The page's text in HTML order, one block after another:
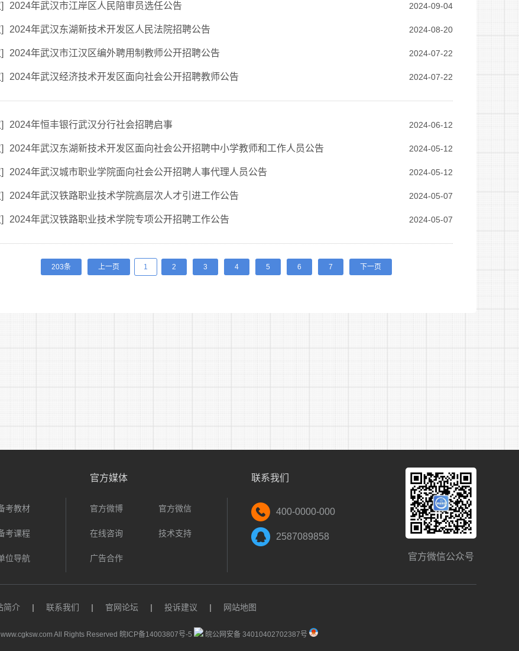
] 2024-09-04
2024年武汉市江岸区人民陪审员选任公告
] 2024-08-20
2024年武汉东湖新技术开发区人民法院招聘公告
] 2024-07-22
2024年武汉市江汉区编外聘用制教师公开招聘公告
] 2024-07-22
2024年武汉经济技术开发区面向社会公开招聘教师公告
] 2024-06-12
2024年恒丰银行武汉分行社会招聘启事
] 2024-05-12
2024年武汉东湖新技术开发区面向社会公开招聘中小学教师和工作人员公告
] 2024-05-12
2024年武汉城市职业学院面向社会公开招聘人事代理人员公告
] 2024-05-07
2024年武汉铁路职业技术学院高层次人才引进工作公告
] 2024-05-07
2024年武汉铁路职业技术学院专项公开招聘工作公告
203条 上一页 1 2 3 4 5 6 7 下一页
考教材
考课程
位导航
官方媒体
官方微博 官方微信
在线咨询 技术支持
广告合作
联系我们
400-0000-000
2587089858
官方微信公众号
简介 | 联系我们 | 官网论坛 | 投诉建议 | 网站地图
All Rights Reserved 皖ICP备14003807号-5 皖公网安备 34010402702387号